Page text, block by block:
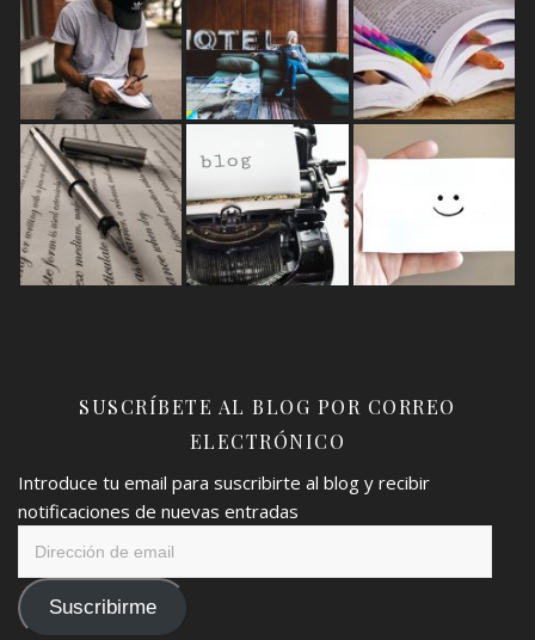
SUSCRÍBETE AL BLOG POR CORREO
ELECTRÓNICO
Introduce tu email para suscribirte al blog y recibir
notificaciones de nuevas entradas
emailSuscribirme